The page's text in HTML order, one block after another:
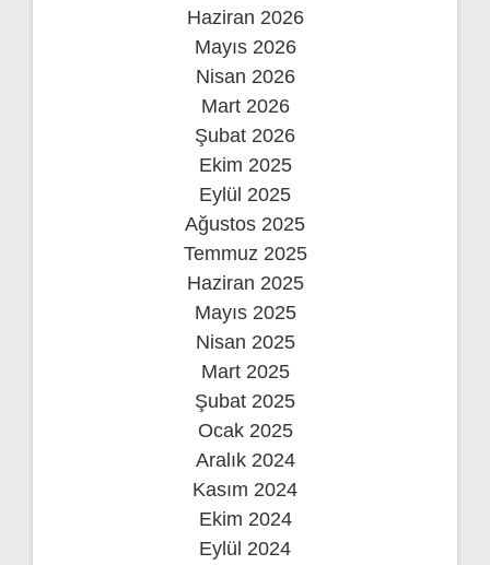
Haziran 2026
Mayıs 2026
Nisan 2026
Mart 2026
Şubat 2026
Ekim 2025
Eylül 2025
Ağustos 2025
Temmuz 2025
Haziran 2025
Mayıs 2025
Nisan 2025
Mart 2025
Şubat 2025
Ocak 2025
Aralık 2024
Kasım 2024
Ekim 2024
Eylül 2024